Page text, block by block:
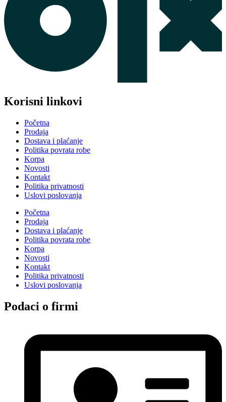
Korisni linkovi
Početna
Prodaja
Dostava i plaćanje
Politika povrata robe
Korpa
Novosti
Kontakt
Politika privatnosti
Uslovi poslovanja
Početna
Prodaja
Dostava i plaćanje
Politika povrata robe
Korpa
Novosti
Kontakt
Politika privatnosti
Uslovi poslovanja
Podaci o firmi